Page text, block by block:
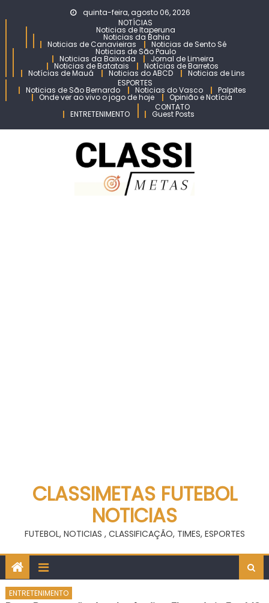
to
content
quinta-feira, agosto 06, 2026
NOTÍCIAS
Noticias de Itaperuna
Noticias da Bahia
Noticias de Canavieiras Noticias de Sento Sé
Noticias de São Paulo
Noticias da Baixada Jornal de Limeira
Noticias de Batatais Notícias de Barretos
Notícias de Mauá Noticias do ABCD
Noticias de Lins
ESPORTES
Noticias de São Bernardo Noticias do Vasco Palpites
Onde ver ao vivo o jogo de hoje
Opinião e Notícia
ENTRETENIMENTO
CONTATO
Guest Posts
CLASSIMETAS FUTEBOL
NOTICIAS
FUTEBOL, NOTICIAS , CLASSIFICAÇÃO, TIMES, ESPORTES
ENTRETENIMENTO